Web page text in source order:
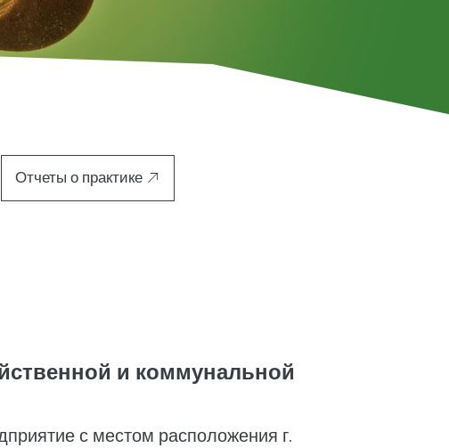
Отчеты о практике
и коммунальной
с местом расположения г.